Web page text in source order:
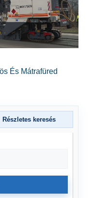
És Mátrafüred
Részletes keresés